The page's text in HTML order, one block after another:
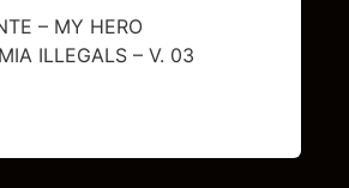
– MY HERO
ILLEGALS – V. 03